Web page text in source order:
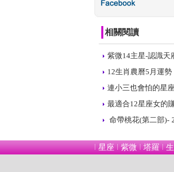
相關閱讀
紫微14主星-認識天
12生肖農曆5月運勢
連小三也會怕的星
最適合12星座女的
命帶桃花(第二部)-
星座 紫微 塔羅